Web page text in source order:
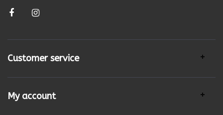
Customer service
My account